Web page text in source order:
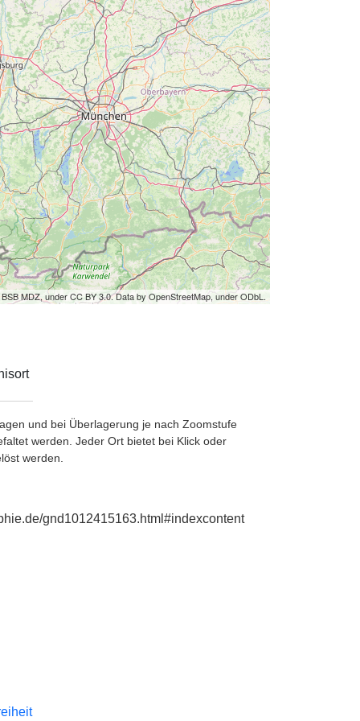
MDZ, under CC BY 3.0. Data by OpenStreetMap, under ODbL.
und bei Überlagerung je nach Zoomstufe
werden. Jeder Ort bietet bei Klick oder
werden.
gnd1012415163.html#indexcontent